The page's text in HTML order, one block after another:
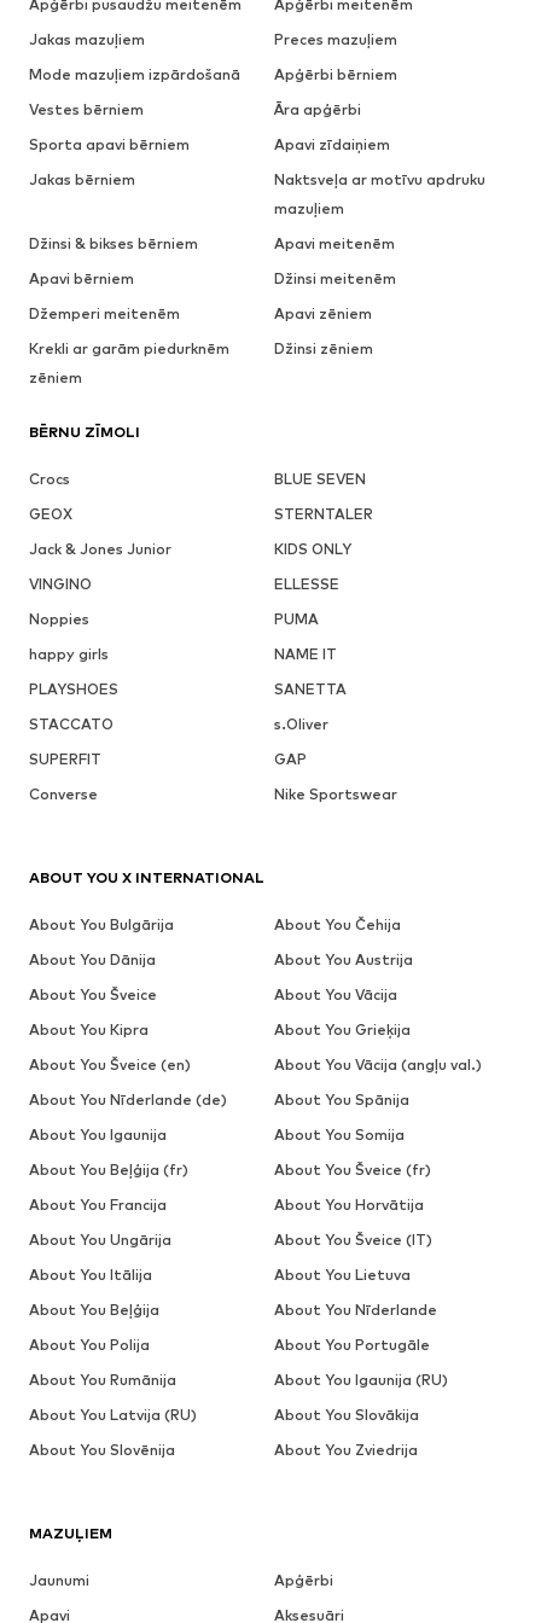
Apģērbi pusaudžu meitenēm
Apģērbi meitenēm
Jakas mazuļiem
Preces mazuļiem
Mode mazuļiem izpārdošanā
Apģērbi bērniem
Vestes bērniem
Āra apģērbi
Sporta apavi bērniem
Apavi zīdaiņiem
Jakas bērniem
Naktsveļa ar motīvu apdruku
mazuļiem
Džinsi & bikses bērniem
Apavi meitenēm
Apavi bērniem
Džinsi meitenēm
Džemperi meitenēm
Apavi zēniem
Krekli ar garām piedurknēm
zēniem
Džinsi zēniem
BĒRNU ZĪMOLI
Crocs
BLUE SEVEN
GEOX
STERNTALER
Jack & Jones Junior
KIDS ONLY
VINGINO
ELLESSE
Noppies
PUMA
happy girls
NAME IT
PLAYSHOES
SANETTA
STACCATO
s.Oliver
SUPERFIT
GAP
Converse
Nike Sportswear
MAZUĻIEM
Jaunumi
Apģērbi
Apavi
Aksesuāri
ABOUT YOU X INTERNATIONAL
About You Bulgārija
About You Čehija
About You Dānija
About You Austrija
About You Šveice
About You Vācija
About You Kipra
About You Grieķija
About You Šveice (en)
About You Vācija (angļu val.)
About You Nīderlande (de)
About You Spānija
About You Igaunija
About You Somija
About You Beļģija (fr)
About You Šveice (fr)
About You Francija
About You Horvātija
About You Ungārija
About You Šveice (IT)
About You Itālija
About You Lietuva
About You Beļģija
About You Nīderlande
About You Polija
About You Portugāle
About You Rumānija
About You Igaunija (RU)
About You Latvija (RU)
About You Slovākija
About You Slovēnija
About You Zviedrija